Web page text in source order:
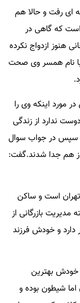
ای رفت و حالا هم
که گاهی در
هنوز ازدواج نکرده
نام همسر وی صحت
در مورد اینکه وی را
ندارد از زندگی
سپس در جواب سوال
از هم جدا شدند.گفت:
متولد 15 آبان 1358 در تهران است و ساکن
بازرگانی از
و یک برادر دارد و خودش فرزند
خودش بهترین
شیطون بوده و